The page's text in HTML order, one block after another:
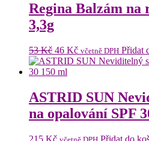
Regina Balzám
3,3g
53Kč Původní
cena
byla:
46 KčAktuální
cena
včetně DPH Přidat
ASTRID SUN
na opalování SPF
215 Kč
Přidat do